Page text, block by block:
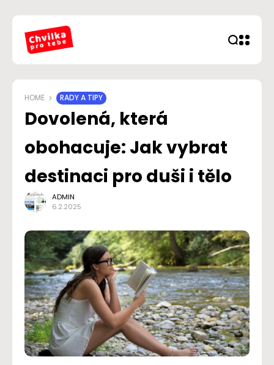
HOME RADY A TIPY
Dovolená, která
obohacuje: Jak vybrat
destinaci pro duši i tělo
ADMIN
6.2.2025